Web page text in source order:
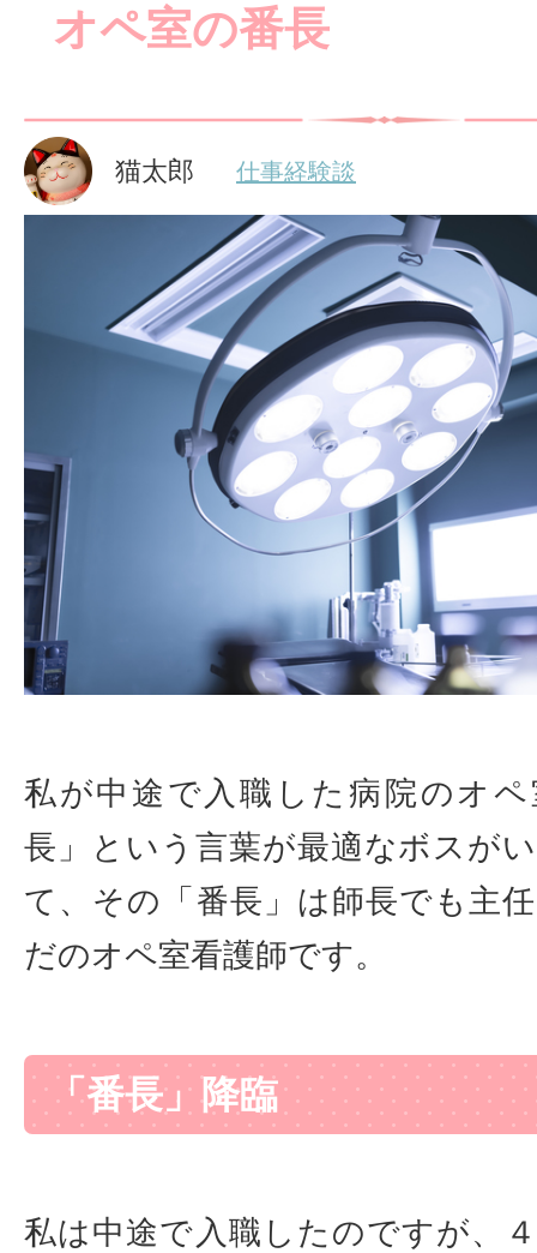
オペ室の番長
猫太郎 仕事経験談
私が中途で入職した病院のオ
長」という言葉が最適なボスが
て、その「番長」は師長でも主
だのオペ室看護師です。
「番長」降臨
私は中途で入職したのですが、